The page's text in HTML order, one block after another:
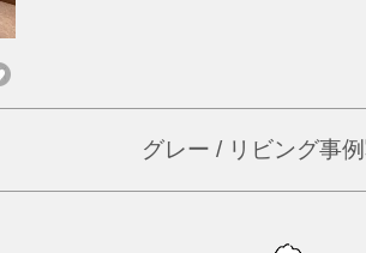
グレー / リビング事